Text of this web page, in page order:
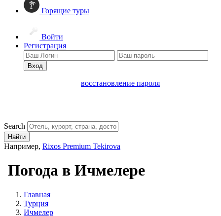
Горящие туры
Войти
Регистрация
Вход
восстановление пароля
Search
Найти
Например, Rixos Premium Tekirova
Погода в Ичмелере
Главная
Турция
Ичмелер